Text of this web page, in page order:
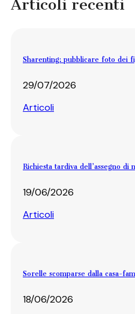
Articoli recenti
Sharenting: pubblicare foto dei
29/07/2026
Articoli
Richiesta tardiva dell’assegno di
19/06/2026
Articoli
Sorelle scomparse dalla casa-
18/06/2026